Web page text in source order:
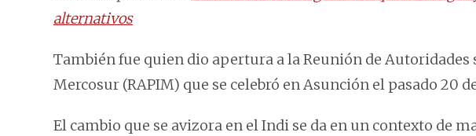
alternativos
También fue quien dio apertura a la Reunión de Autoridades
Mercosur (RAPIM) que se celebró en Asunción el pasado 20
El cambio que se avizora en el Indi se da en un contexto de